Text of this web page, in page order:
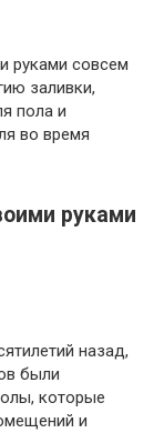
руками совсем
заливки,
пола и
во время
руками
назад,
были
которые
и